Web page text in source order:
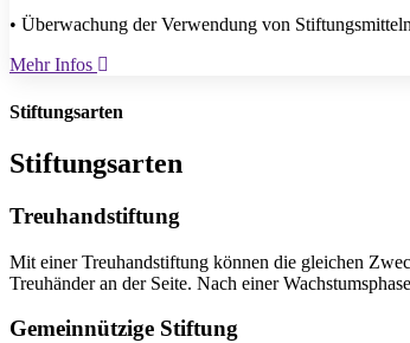
• Überwachung der Verwendung von
Mehr Infos
Stiftungsarten
Stiftungsarten
Treuhandstiftung
Mit einer Treuhandstiftung können die gleichen
Treuhänder an der Seite. Nach einer
Gemeinnützige Stiftung